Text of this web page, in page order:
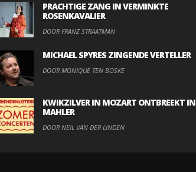
PRACHTIGE ZANG IN VERMINKTE
ROSENKAVALIER
DOOR FRANZ STRAATMAN
MICHAEL SPYRES ZINGENDE VERTELLER
DOOR MONIQUE TEN BOSKE
KWIKZILVER IN MOZART ONTBREEKT IN
MAHLER
DOOR NEIL VAN DER LINDEN